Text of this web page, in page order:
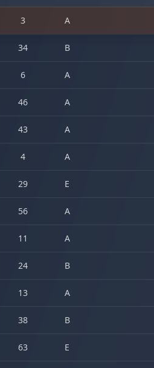
3 A
34 B
6 A
46 A
43 A
4 A
29 E
56 A
11 A
24 B
13 A
38 B
63 E